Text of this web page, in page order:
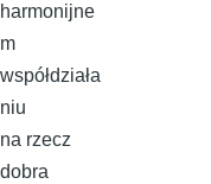
harmonijne
m
współdziała
niu
na rzecz
dobra